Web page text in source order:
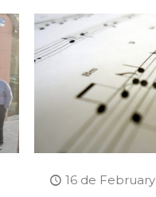
16 de